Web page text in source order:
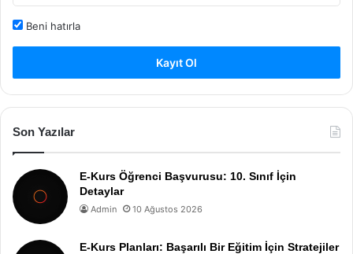
Beni hatırla
Kayıt Ol
Son Yazılar
E-Kurs Öğrenci Başvurusu: 10. Sınıf İçin
Detaylar
Admin 10 Ağustos 2026
E-Kurs Planları: Başarılı Bir Eğitim İçin Stratejiler